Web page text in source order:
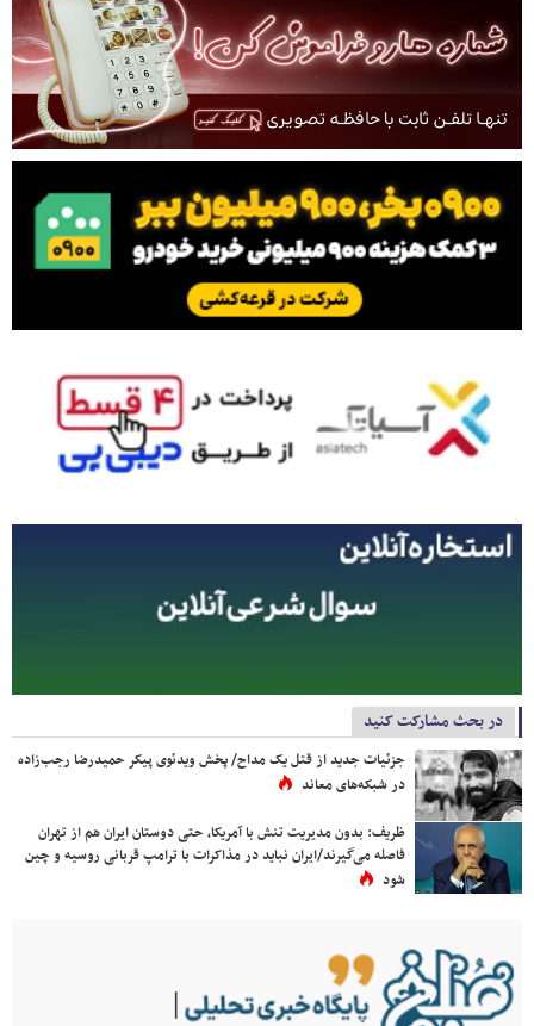
در بحث مشارکت کنید
جزئیات جدید از قتل یک مداح/ پخش ویدئوی پیکر حمیدرضا رجب‌زاده
در شبکه‌های معاند
ظریف: بدون مدیریت تنش با آمریکا، حتی دوستان ایران هم از تهران
فاصله می‌گیرند/ایران نباید در مذاکرات با ترامپ قربانی روسیه و چین
شود